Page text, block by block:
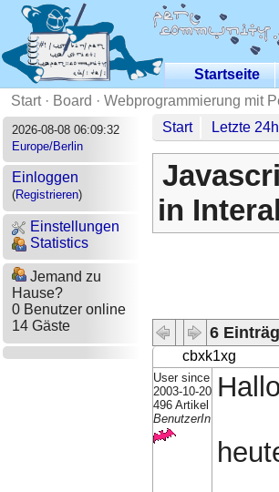
Startseite
Start· Board · Webprogrammierung mit
2026-08-08 06:09:32
Europe/Berlin
Einloggen
(Registrieren)
Einstellungen
Statistics
Jemand zu
Hause?
0 Benutzer online
14 Gäste
Start Letzte 24h
in
6
cbxk1xg
User since
2003-10-20
496 Artikel
BenutzerIn